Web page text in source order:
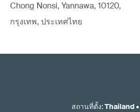
Chong Nonsi, Yannawa, 10120,
กรุงเทพ, ประเทศไทย
สถานที่ตั้ง:Thailand•